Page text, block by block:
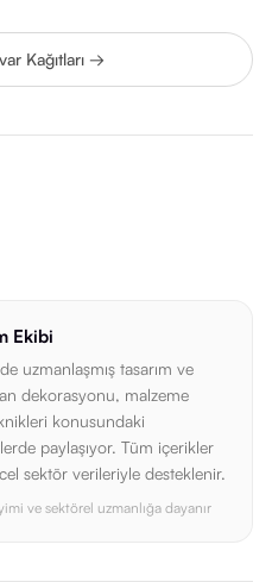
Kağıtları →
Ekibi
uzmanlaşmış tasarım ve
dekorasyonu, malzeme
konusundaki
paylaşıyor. Tüm içerikler
sektör verileriyle desteklenir.
ve sektörel uzmanlığa dayanır